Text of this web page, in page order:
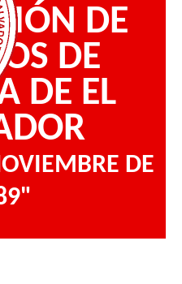
DE
DE
DE EL
DE